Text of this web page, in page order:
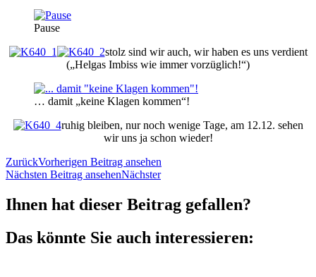
Pause
stolz sind wir auch, wir haben es uns verdient
(„Helgas Imbiss wie immer vorzüglich!“)
… damit „keine Klagen kommen“!
ruhig bleiben, nur noch wenige Tage, am 12.12. sehen
wir uns ja schon wieder!
ZurückVorherigen Beitrag ansehen
Nächsten Beitrag ansehenNächster
Ihnen hat dieser Beitrag gefallen?
Das könnte Sie auch interessieren: